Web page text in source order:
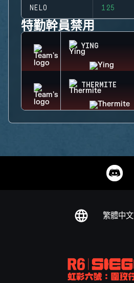
NELO 125
特勤幹員禁用
YING
THERMITE
繁體中文